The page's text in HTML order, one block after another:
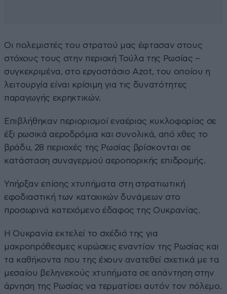
Οι πολεμιστές του στρατού μας έφτασαν στους
στόχους τους στην περιοχή Τούλα της Ρωσίας –
συγκεκριμένα, στο εργοστάσιο Azot, του οποίου η
λειτουργία είναι κρίσιμη για τις δυνατότητες
παραγωγής εκρηκτικών.
Επιβλήθηκαν περιορισμοί εναέριας κυκλοφορίας σε
έξι ρωσικά αεροδρόμια και συνολικά, από χθες το
βράδυ, 28 περιοχές της Ρωσίας βρίσκονται σε
κατάσταση συναγερμού αεροπορικής επιδρομής.
Υπήρξαν επίσης χτυπήματα στη στρατιωτική
εφοδιαστική των κατοχικών δυνάμεων στο
προσωρινά κατεχόμενο έδαφος της Ουκρανίας.
Η Ουκρανία εκτελεί το σχέδιό της για
μακροπρόθεσμες κυρώσεις εναντίον της Ρωσίας και
τα καθήκοντα που της έχουν ανατεθεί σχετικά με τα
μεσαίου βεληνεκούς χτυπήματα σε απάντηση στην
άρνηση της Ρωσίας να τερματίσει αυτόν τον πόλεμο.